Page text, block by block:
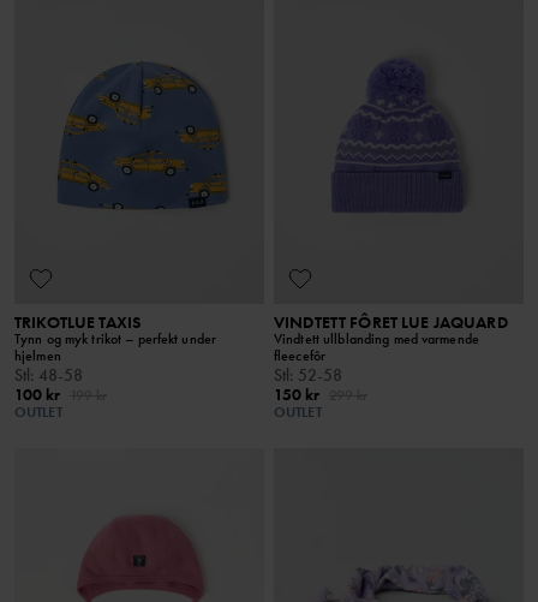
TRIKOTLUE TAXIS
Tynn og myk trikot – perfekt under
hjelmen
Stl: 48-58
100 kr
OUTLET
VINDTETT FÔRET LUE JAQUARD
Vindtett ullblanding med varmende
fleecefôr
Stl: 52-58
150 kr
OUTLET